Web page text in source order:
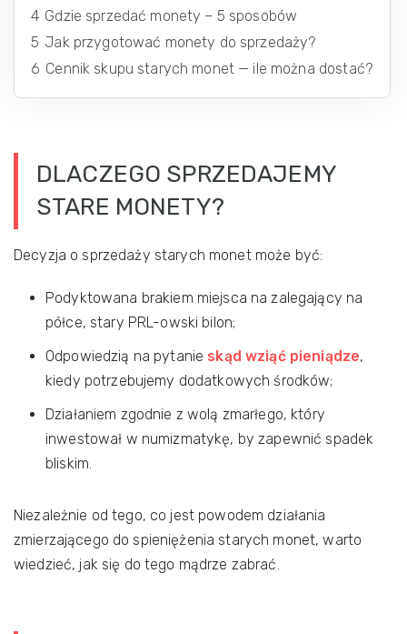
4 Gdzie sprzedać monety – 5 sposobów
5 Jak przygotować monety do sprzedaży?
6 Cennik skupu starych monet — ile można dostać?
DLACZEGO SPRZEDAJEMY
STARE MONETY?
Decyzja o sprzedaży starych monet może być:
Podyktowana brakiem miejsca na zalegający na
półce, stary PRL-owski bilon;
Odpowiedzią na pytanie skąd wziąć pieniądze,
kiedy potrzebujemy dodatkowych środków;
Działaniem zgodnie z wolą zmarłego, który
inwestował w numizmatykę, by zapewnić spadek
bliskim.
Niezależnie od tego, co jest powodem działania
zmierzającego do spieniężenia starych monet, warto
wiedzieć, jak się do tego mądrze zabrać.